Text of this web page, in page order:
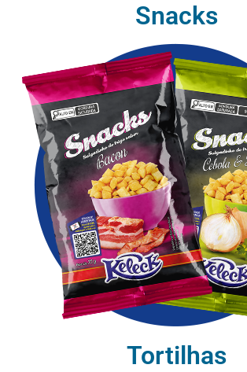
Snacks
Tortilhas